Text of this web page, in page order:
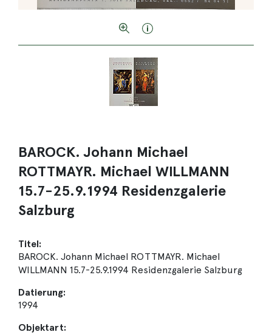
BAROCK. Johann Michael
ROTTMAYR. Michael WILLMANN
15.7-25.9.1994 Residenzgalerie
Salzburg
Titel:
BAROCK. Johann Michael ROTTMAYR. Michael
WILLMANN 15.7-25.9.1994 Residenzgalerie Salzburg
Datierung:
1994
Objektart: